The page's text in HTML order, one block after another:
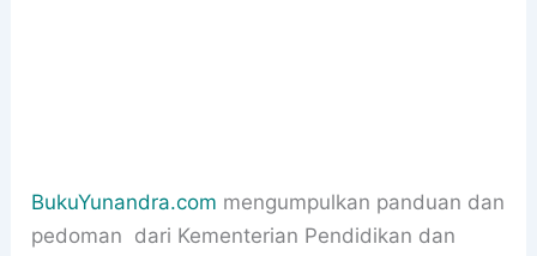
BukuYunandra.com mengumpulkan panduan dan
pedoman dari Kementerian Pendidikan dan